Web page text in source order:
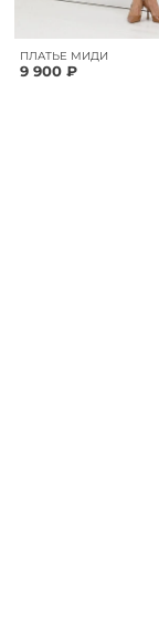
ПЛАТЬЕ МИДИ
9 900 ₽